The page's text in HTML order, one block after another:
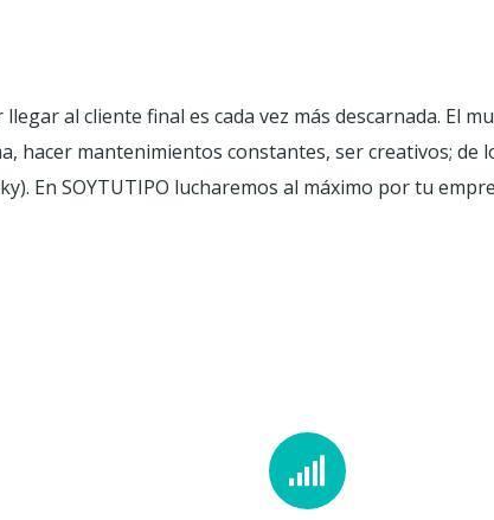
al cliente final es cada vez más descarnada. El
hacer mantenimientos constantes, ser creativos;
En SOYTUTIPO lucharemos al máximo por tu